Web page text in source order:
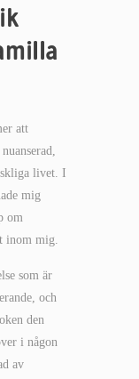
att
livet. I
mig
om
inom mig.
som är
och
den
i någon
av